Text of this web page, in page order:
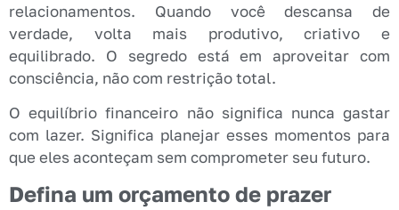
relacionamentos. Quando você descansa de
verdade, volta mais produtivo, criativo e
equilibrado. O segredo está em aproveitar com
consciência, não com restrição total.
O equilíbrio financeiro não significa nunca gastar
com lazer. Significa planejar esses momentos para
que eles aconteçam sem comprometer seu futuro.
Defina um orçamento de prazer